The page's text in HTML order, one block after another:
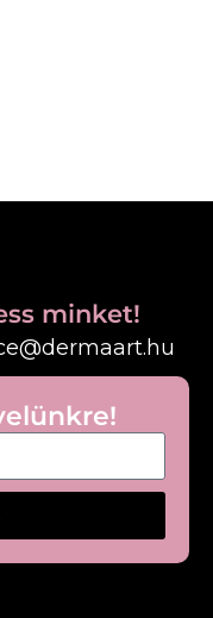
védelem
szinergikusan
a
minket!